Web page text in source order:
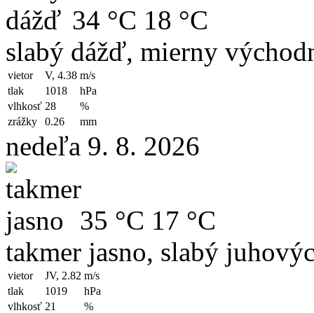
34 °C 18 °C
slabý dážď, mierny
vietor V, 4.38 m/s
tlak
1018
hPa
vlhkosť 28
%
zrážky
0.26 mm
nedeľa 9. 8. 2026
35 °C 17 °C
takmer jasno, slabý
vietor JV, 2.82 m/s
tlak
1019
hPa
vlhkosť 21 %